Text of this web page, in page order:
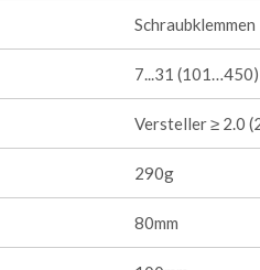
Schraubklemmen
7...31 (101…450)
Versteller ≥ 2.0
290g
80mm